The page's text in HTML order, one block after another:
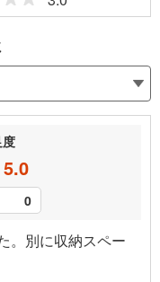
5.0
0
。別に収納スペー